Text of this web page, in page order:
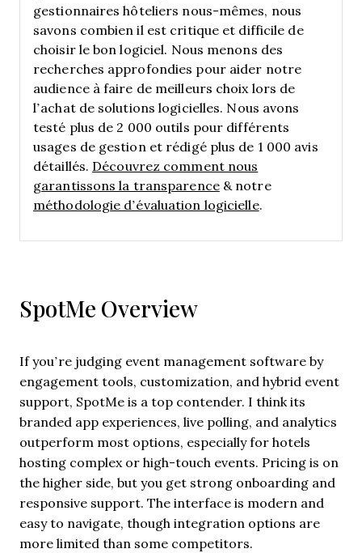
gestionnaires hôteliers nous-mêmes, nous
savons combien il est critique et difficile de
choisir le bon logiciel. Nous menons des
recherches approfondies pour aider notre
audience à faire de meilleurs choix lors de
l’achat de solutions logicielles. Nous avons
testé plus de 2 000 outils pour différents
usages de gestion et rédigé plus de 1 000 avis
détaillés. Découvrez comment nous
garantissons la transparence& notre
méthodologie d’évaluation logicielle.
SpotMe Overview
If you’re judging event management software by
engagement tools, customization, and hybrid event
support, SpotMe is a top contender. I think its
branded app experiences, live polling, and analytics
outperform most options, especially for hotels
hosting complex or high-touch events. Pricing is on
the higher side, but you get strong onboarding and
responsive support. The interface is modern and
easy to navigate, though integration options are
more limited than some competitors.